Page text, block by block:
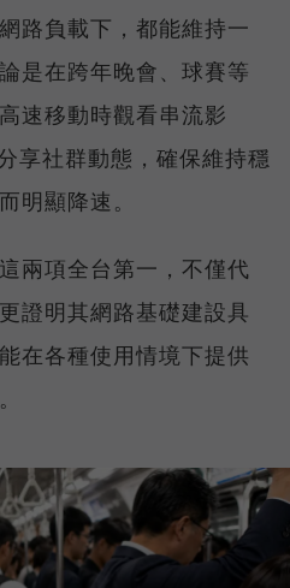
路負載下，都能維持一
是在跨年晚會、球賽等
速移動時觀看串流影
享社群動態，確保維持穩
明顯降速。
兩項全台第一，不僅代
證明其網路基礎建設具
在各種使用情境下提供